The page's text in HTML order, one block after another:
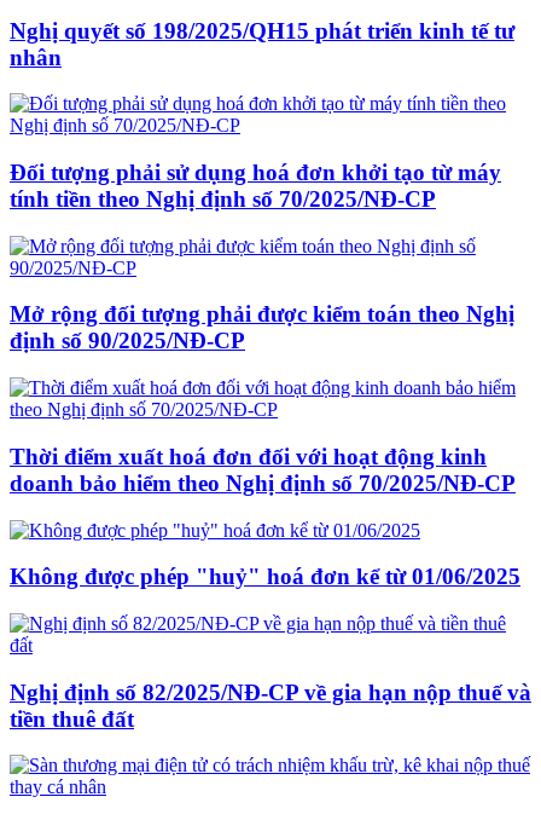
Nghị quyết số 198/2025/QH15 phát triển kinh tế tư
nhân
Đối tượng phải sử dụng hoá đơn khởi tạo từ máy
tính tiền theo Nghị định số 70/2025/NĐ-CP
Mở rộng đối tượng phải được kiểm toán theo Nghị
định số 90/2025/NĐ-CP
Thời điểm xuất hoá đơn đối với hoạt động kinh
doanh bảo hiểm theo Nghị định số 70/2025/NĐ-CP
Không được phép "huỷ" hoá đơn kể từ 01/06/2025
Nghị định số 82/2025/NĐ-CP về gia hạn nộp thuế và
tiền thuê đất